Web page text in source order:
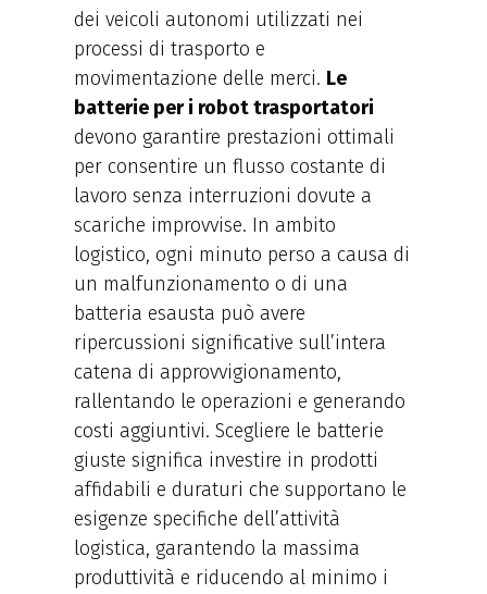
dei veicoli autonomi utilizzati nei
processi di trasporto e
movimentazione delle merci. Le
batterie per i robot trasportatori
devono garantire prestazioni ottimali
per consentire un flusso costante di
lavoro senza interruzioni dovute a
scariche improvvise. In ambito
logistico, ogni minuto perso a causa di
un malfunzionamento o di una
batteria esausta può avere
ripercussioni significative sull’intera
catena di approvvigionamento,
rallentando le operazioni e generando
costi aggiuntivi. Scegliere le batterie
giuste significa investire in prodotti
affidabili e duraturi che supportano le
esigenze specifiche dell’attività
logistica, garantendo la massima
produttività e riducendo al minimo i